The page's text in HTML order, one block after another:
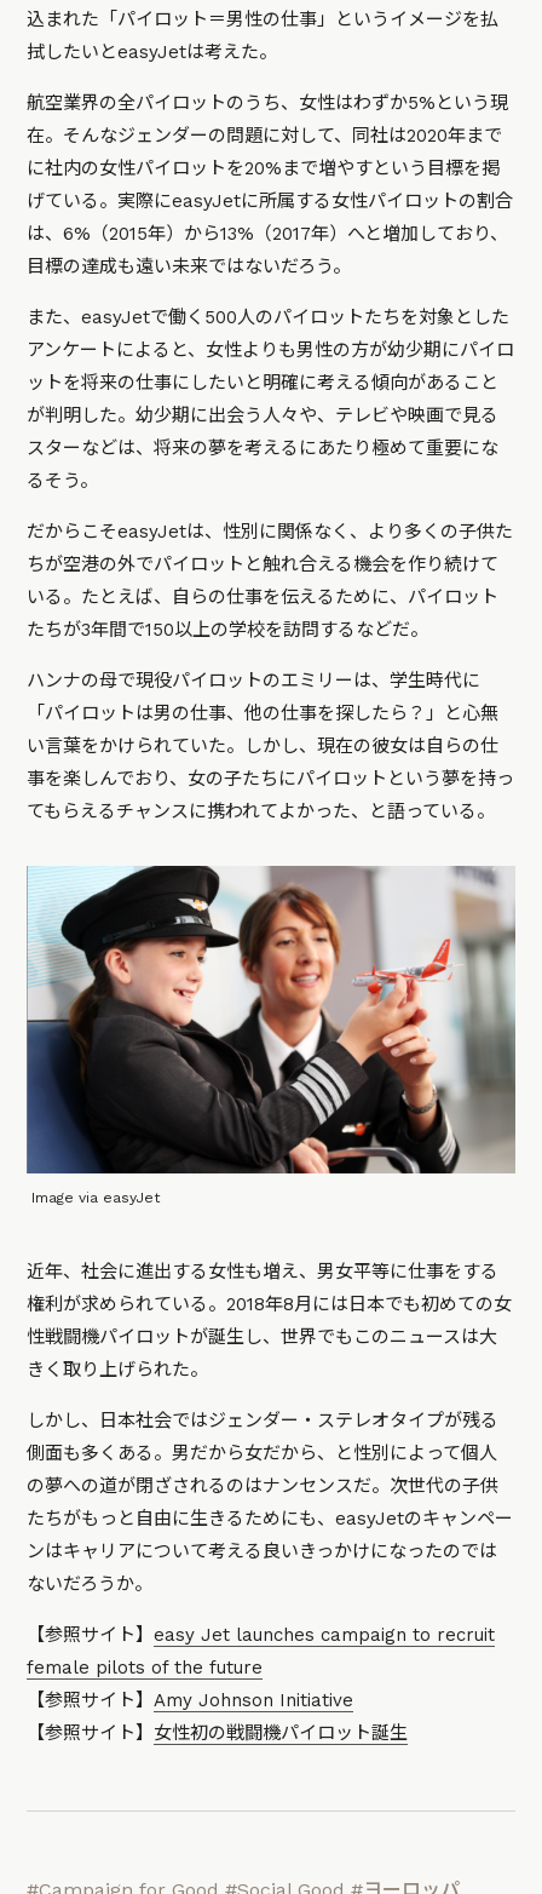
込まれた「パイロット＝男性の仕事」というイメージを払
拭したいとeasyJetは考えた。
航空業界の全パイロットのうち、女性はわずか5%という現
在。そんなジェンダーの問題に対して、同社は2020年まで
に社内の女性パイロットを20%まで増やすという目標を掲
げている。実際にeasyJetに所属する女性パイロットの割合
は、6%（2015年）から13%（2017年）へと増加しており、
目標の達成も遠い未来ではないだろう。
また、easyJetで働く500人のパイロットたちを対象とした
アンケートによると、女性よりも男性の方が幼少期にパイロ
ットを将来の仕事にしたいと明確に考える傾向があること
が判明した。幼少期に出会う人々や、テレビや映画で見る
スターなどは、将来の夢を考えるにあたり極めて重要にな
るそう。
だからこそeasyJetは、性別に関係なく、より多くの子供た
ちが空港の外でパイロットと触れ合える機会を作り続けて
いる。たとえば、自らの仕事を伝えるために、パイロット
たちが3年間で150以上の学校を訪問するなどだ。
ハンナの母で現役パイロットのエミリーは、学生時代に
「パイロットは男の仕事、他の仕事を探したら？」と心無
い言葉をかけられていた。しかし、現在の彼女は自らの仕
事を楽しんでおり、女の子たちにパイロットという夢を持っ
てもらえるチャンスに携われてよかった、と語っている。
Image via easyJet
近年、社会に進出する女性も増え、男女平等に仕事をする
権利が求められている。2018年8月には日本でも初めての女
性戦闘機パイロットが誕生し、世界でもこのニュースは大
きく取り上げられた。
しかし、日本社会ではジェンダー・ステレオタイプが残る
側面も多くある。男だから女だから、と性別によって個人
の夢への道が閉ざされるのはナンセンスだ。次世代の子供
たちがもっと自由に生きるためにも、easyJetのキャンペー
ンはキャリアについて考える良いきっかけになったのでは
ないだろうか。
【参照サイト】easy Jet launches campaign to recruit
female pilots of the future
【参照サイト】Amy Johnson Initiative
【参照サイト】 女性初の戦闘機パイロット誕生